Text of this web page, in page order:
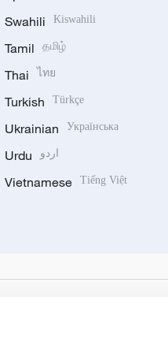
Swahili
Kiswahili
Tamil தமிழ்
Thai ไทย
Turkish Türkçe
Ukrainian Українська
Urdu اردو
Vietnamese Tiếng Việt